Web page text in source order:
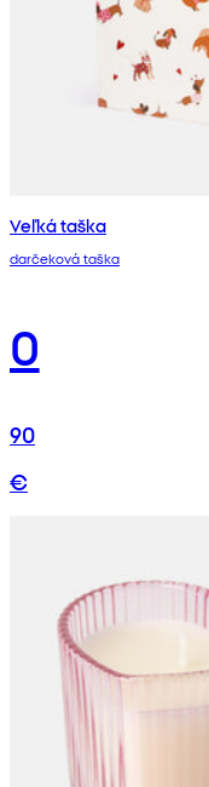
Veľká taška
darčeková taška
0
90
€